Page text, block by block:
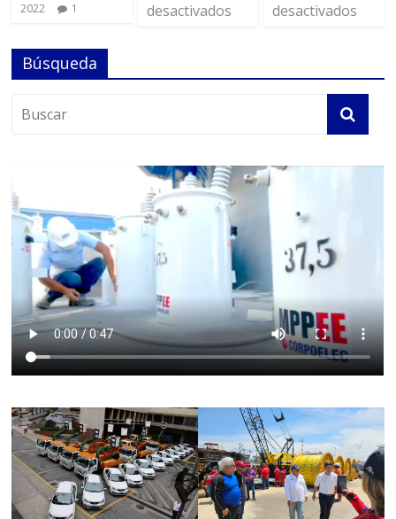
2022
1
desactivados
desactivados
Búsqueda